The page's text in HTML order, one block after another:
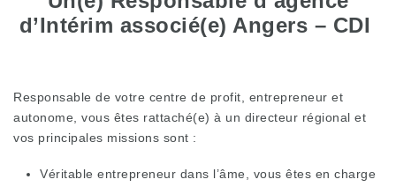
d’Intérim associé(e) Angers – CDI
Responsable de votre centre de profit, entrepreneur et
autonome, vous êtes rattaché(e) à un directeur régional et
vos principales missions sont :
Véritable entrepreneur dans l’âme, vous êtes en charge